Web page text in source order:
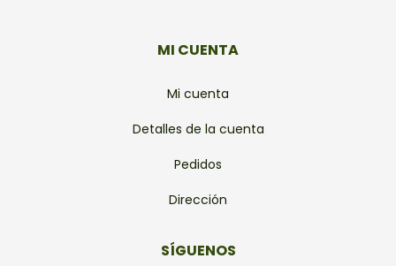
MI CUENTA
Mi cuenta
Detalles de la cuenta
Pedidos
Dirección
SÍGUENOS